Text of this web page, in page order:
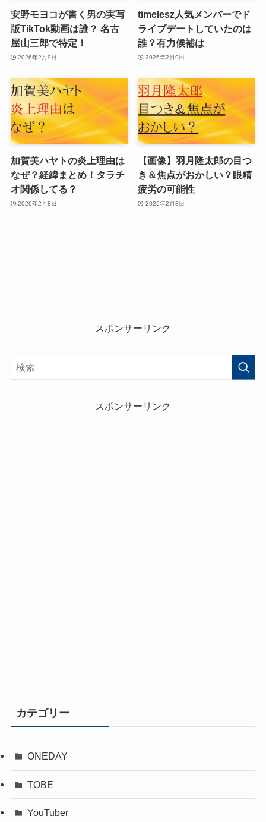
安野モヨコが書く男の実写
版TikTok動画は誰？ 名古
屋山三郎で特定！
2026年2月9日
timelesz人気メンバーでド
ライブデートしていたのは
誰？有力候補は
2026年2月9日
加賀美ハヤトの炎上理由は
なぜ？経緯まとめ！タラチ
オ関係してる？
2026年2月8日
【画像】羽月隆太郎の目つ
き＆焦点がおかしい？眼精
疲労の可能性
2026年2月8日
スポンサーリンク
スポンサーリンク
カテゴリー
ONEDAY
TOBE
YouTuber